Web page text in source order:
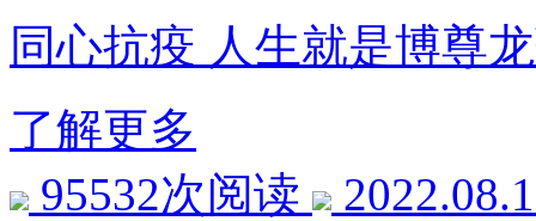
同心抗疫 人生就是博尊
了解更多
95532次阅读